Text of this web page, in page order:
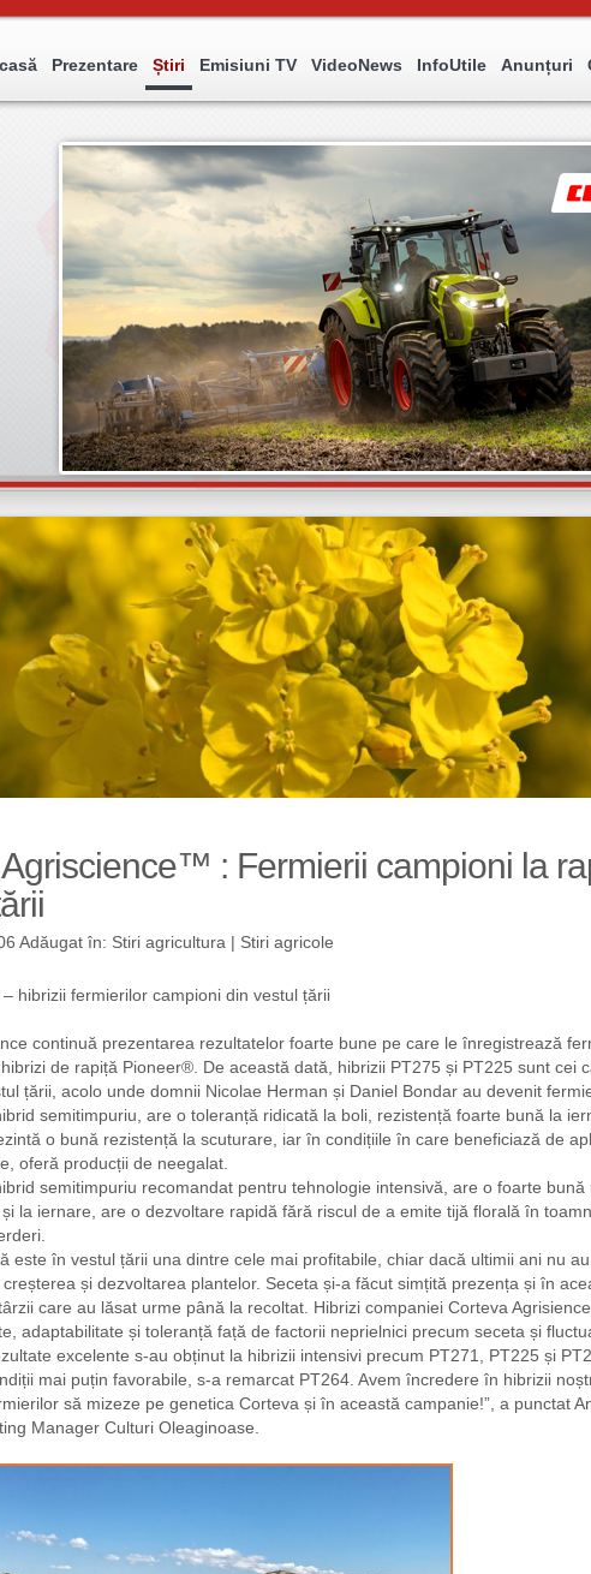
Prezentare Știri Emisiuni TV VideoNews InfoUtile Anunțuri
: Fermierii campioni la
Adăugat în: Stiri agricultura | Stiri agricole
hibrizii fermierilor campioni din vestul țării
continuă prezentarea rezultatelor foarte bune pe care le înregistrează
de rapiță Pioneer®. De această dată, hibrizii PT275 și PT225 sunt cei
țării, acolo unde domnii Nicolae Herman și Daniel Bondar au devenit
semitimpuriu, are o toleranță ridicată la boli, rezistență foarte bună la
o bună rezistență la scuturare, iar în condițiile în care beneficiază de
oferă producții de neegalat.
semitimpuriu recomandat pentru tehnologie intensivă, are o foarte bună
la iernare, are o dezvoltare rapidă fără riscul de a emite tijă florală în
este în vestul țării una dintre cele mai profitabile, chiar dacă ultimii ani nu
și dezvoltarea plantelor. Seceta și-a făcut simțită prezența și în
care au lăsat urme până la recoltat. Hibrizi companiei Corteva
adaptabilitate și toleranță față de factorii neprielnici precum seceta și
excelente s-au obținut la hibrizii intensivi precum PT271, PT225 și
mai puțin favorabile, s-a remarcat PT264. Avem încredere în hibrizii
să mizeze pe genetica Corteva și în această campanie!”, a punctat
Manager Culturi Oleaginoase.